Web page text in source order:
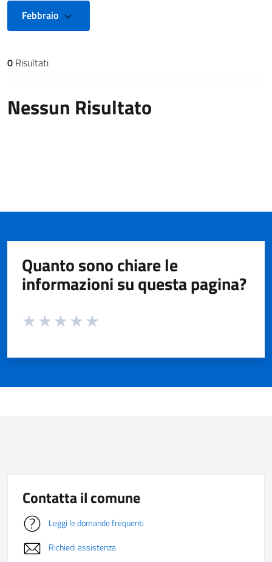
Febbraio
Risultati di ricerca
0 Risultati
Nessun Risultato
Quanto sono chiare le
informazioni su questa pagina?
Valuta da 1 a 5 stelle la pagina
Contatta il comune
Leggi le domande frequenti
Richiedi assistenza